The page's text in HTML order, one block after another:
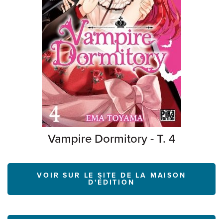
Vampire Dormitory - T. 4
VOIR SUR LE SITE DE LA MAISON
D'ÉDITION